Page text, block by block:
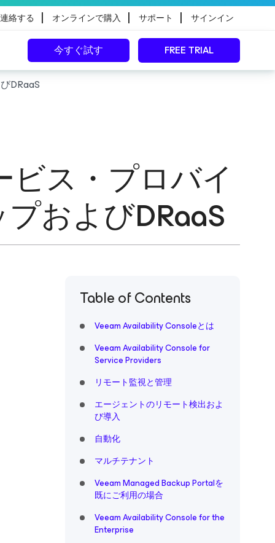
絡する | オンラインで購入 | サポート | サインイン
今すぐ試す FREE TRIAL
DRaaS
ビス・プロバイ
およびDRaaS
Table of Contents
Veeam Availability Consoleとは
Veeam Availability Console for
Service Providers
リモート監視と管理
エージェントのリモート検出およ
び導入
自動化
マルチテナント
Veeam Managed Backup Portalを
既にご利用の場合
Veeam Availability Console for the
Enterprise